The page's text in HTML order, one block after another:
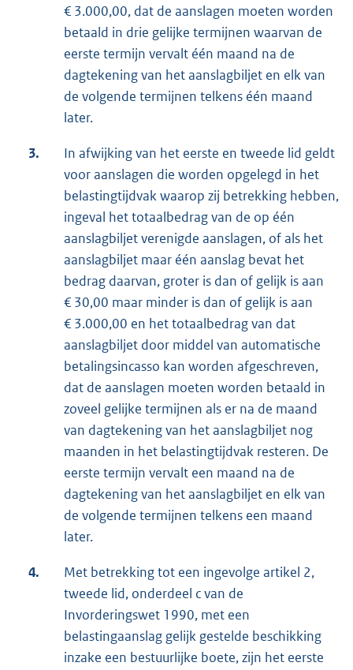
€ 3.000,00, dat de aanslagen moeten worden
betaald in drie gelijke termijnen waarvan de
eerste termijn vervalt één maand na de
dagtekening van het aanslagbiljet en elk van
de volgende termijnen telkens één maand
later.
3.
In afwijking van het eerste en tweede lid geldt
voor aanslagen die worden opgelegd in het
belastingtijdvak waarop zij betrekking hebben,
ingeval het totaalbedrag van de op één
aanslagbiljet verenigde aanslagen, of als het
aanslagbiljet maar één aanslag bevat het
bedrag daarvan, groter is dan of gelijk is aan
€ 30,00 maar minder is dan of gelijk is aan
€ 3.000,00 en het totaalbedrag van dat
aanslagbiljet door middel van automatische
betalingsincasso kan worden afgeschreven,
dat de aanslagen moeten worden betaald in
zoveel gelijke termijnen als er na de maand
van dagtekening van het aanslagbiljet nog
maanden in het belastingtijdvak resteren. De
eerste termijn vervalt een maand na de
dagtekening van het aanslagbiljet en elk van
de volgende termijnen telkens een maand
later.
4.
Met betrekking tot een ingevolge artikel 2,
tweede lid, onderdeel c van de
Invorderingswet 1990, met een
belastingaanslag gelijk gestelde beschikking
inzake een bestuurlijke boete, zijn het eerste